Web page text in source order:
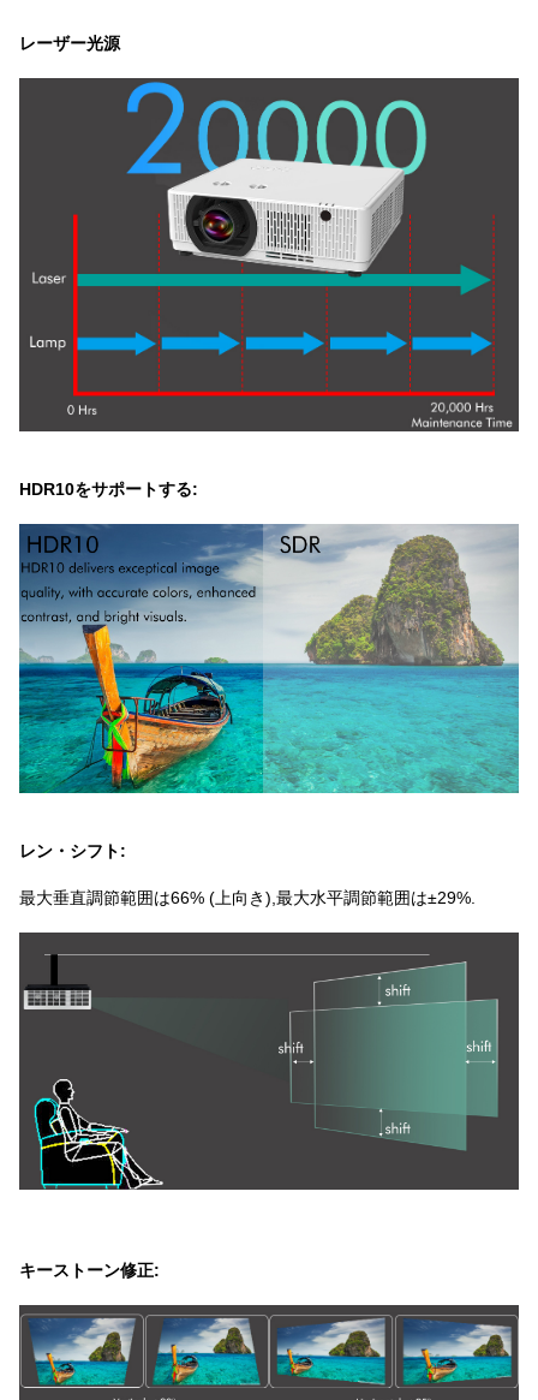
レーザー光源
HDR10をサポートする:
レン・シフト:
最大垂直調節範囲は66% (上向き),最大水平調節範囲は±29%.
キーストーン修正: